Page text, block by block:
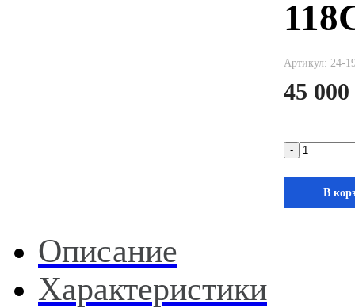
Артикул: 24-
45
-
В
Описание
Характеристики